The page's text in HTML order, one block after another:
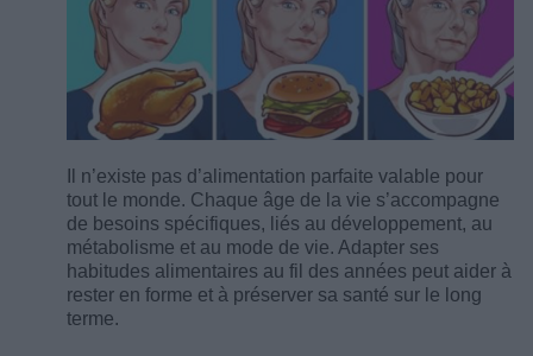
Il n’existe pas d’alimentation parfaite valable pour
tout le monde. Chaque âge de la vie s’accompagne
de besoins spécifiques, liés au développement, au
métabolisme et au mode de vie. Adapter ses
habitudes alimentaires au fil des années peut aider à
rester en forme et à préserver sa santé sur le long
terme.